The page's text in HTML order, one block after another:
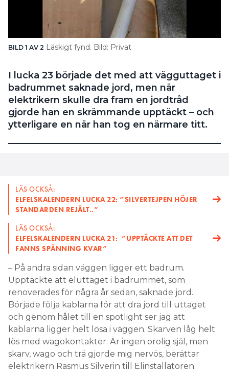
BILD 1 AV 2 Läskigt fynd. Bild: Privat
I lucka 23 började det med att vägguttaget i
badrummet saknade jord, men när
elektrikern skulle dra fram en jordtråd
gjorde han en skrämmande upptäckt – och
ytterligare en när han tog en närmare titt.
LÄS OCKSÅ:
ELFELSKALENDERN LUCKA 22: ”SILVERTEJPEN HÖJER
STANDARDEN REJÄLT..”
LÄS OCKSÅ:
ELFELSKALENDERN LUCKA 21: ”UPPTÄCKTE ATT DET
FANNS SPÄNNING KVAR”
– På andra sidan väggen ligger ett badrum.
Upptäckte att eluttaget i badrummet, som
renoverades för några år sedan, saknade jord.
Började följa kablarna för att dra jord till uttaget
och genom hålet till en spotlight ser jag att
kablarna ligger helt lösa i väggen. Skarven låg helt
lös med wagokontakter. Är ingen orolig själ, men
skarv, wago och trä gjorde mig nervös, berättar
elektrikern Rasmus Silverin till Elinstallatören.